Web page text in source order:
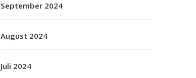
September 2024
August 2024
Juli 2024